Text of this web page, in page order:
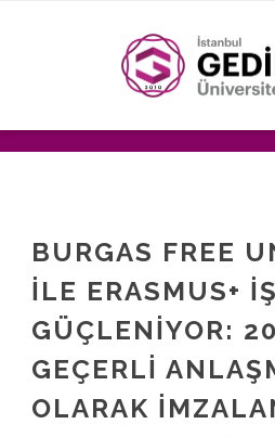
BURGAS FREE
ILE ERASMUS+
GÜÇLENIYOR:
GEÇERLI
OLARAK